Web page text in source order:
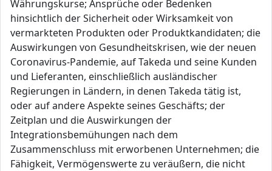
Währungskurse; Ansprüche oder Bedenken
hinsichtlich der Sicherheit oder Wirksamkeit von
vermarkteten Produkten oder Produktkandidaten; die
Auswirkungen von Gesundheitskrisen, wie der neuen
Coronavirus-Pandemie, auf Takeda und seine Kunden
und Lieferanten, einschließlich ausländischer
Regierungen in Ländern, in denen Takeda tätig ist,
oder auf andere Aspekte seines Geschäfts; der
Zeitplan und die Auswirkungen der
Integrationsbemühungen nach dem
Zusammenschluss mit erworbenen Unternehmen; die
Fähigkeit, Vermögenswerte zu veräußern, die nicht